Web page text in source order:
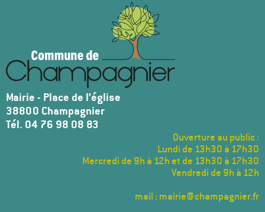
Mairie - Place de l’église
38800 Champagnier
Tél. 04 76 98 08 83
Ouverture au public :
Lundi de 13h30 à 17h30
Mercredi de 9h à 12h et de 13h30 à 17h30
Vendredi de 9h à 12h
mail : mairie@champagnier.fr